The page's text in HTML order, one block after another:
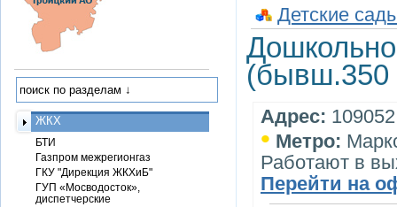
Детские
(бывш.350
Адрес:
• Метро:
Работают в
Перейти на
ЖКХ
БТИ
Газпром межрегионгаз
ГКУ "Дирекция ЖКХиБ"
ГУП «Мосводосток»,
диспетчерские